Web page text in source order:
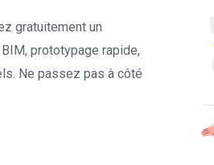
gratuitement un
prototypage rapide,
Ne passez pas à côté